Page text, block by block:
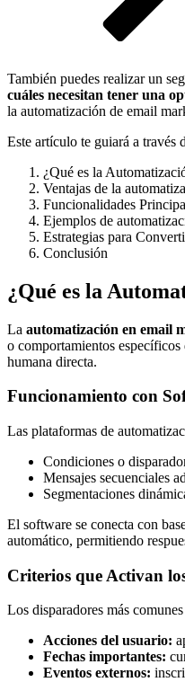
También puedes realizar un
cuáles necesitan tener una
la automatización de email
Este artículo te guiará a través
¿Qué es la
Ventajas de la
Funcionalidades
Ejemplos de
Estrategias para
Conclusión
¿Qué es la
La automatización en email
o comportamientos
humana directa.
Funcionamiento con
Las plataformas de
Condiciones o
Mensajes secuenciales
Segmentaciones
El software se conecta con
automático, permitiendo
Criterios que Activan
Los disparadores más
Acciones del usuario:
Fechas importantes:
Eventos externos: